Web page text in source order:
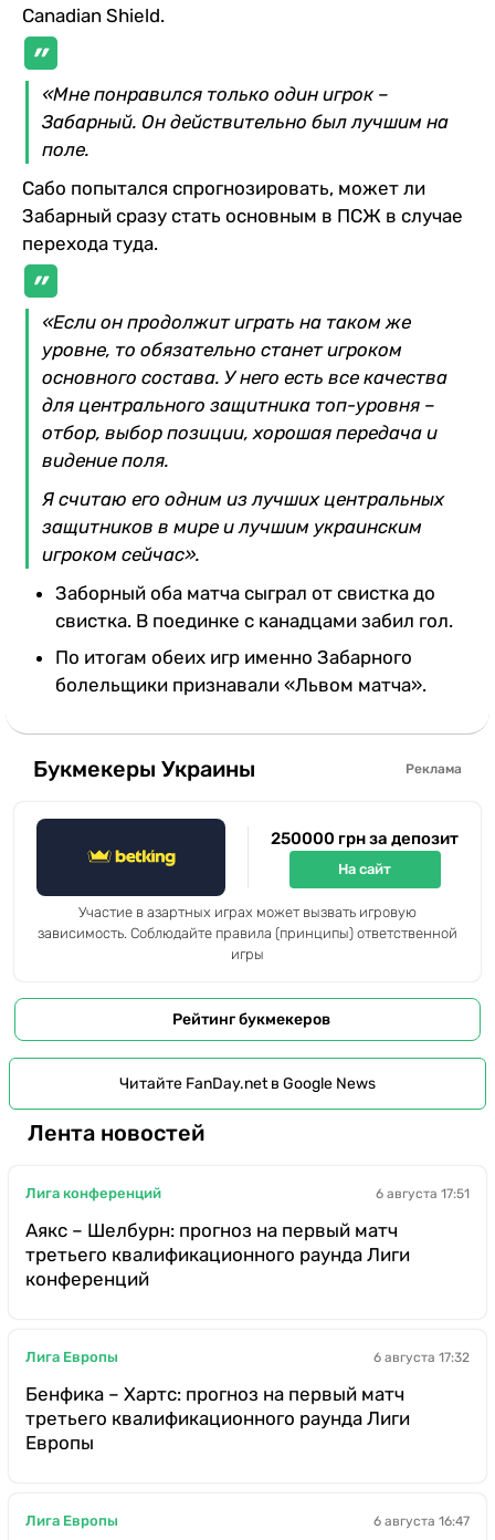
Canadian Shield.
«Мне понравился только один игрок –
Забарный. Он действительно был лучшим на
поле.
Сабо попытался спрогнозировать, может ли
Забарный сразу стать основным в ПСЖ в случае
перехода туда.
«Если он продолжит играть на таком же
уровне, то обязательно станет игроком
основного состава. У него есть все качества
для центрального защитника топ-уровня –
отбор, выбор позиции, хорошая передача и
видение поля.
Я считаю его одним из лучших центральных
защитников в мире и лучшим украинским
игроком сейчас».
Заборный оба матча сыграл от свистка до
свистка. В поединке с канадцами забил гол.
По итогам обеих игр именно Забарного
болельщики признавали «Львом матча».
Букмекеры Украины Реклама
250000 грн за депозит
На сайт
Участие в азартных играх может вызвать игровую
зависимость. Соблюдайте правила (принципы) ответственной
игры
Рейтинг букмекеров
Читайте FanDay.net в Google News
Лента новостей
Лига конференций 6 августа 17:51
Аякс – Шелбурн: прогноз на первый матч
третьего квалификационного раунда Лиги
конференций
Лига Европы 6 августа 17:32
Бенфика – Хартс: прогноз на первый матч
третьего квалификационного раунда Лиги
Европы
Лига Европы 6 августа 16:47